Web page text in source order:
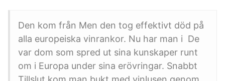
Den kom från Men den tog effektivt död på
alla europeiska vinrankor. Nu har man i De
var dom som spred ut sina kunskaper runt
om i Europa under sina erövringar. Snabbt